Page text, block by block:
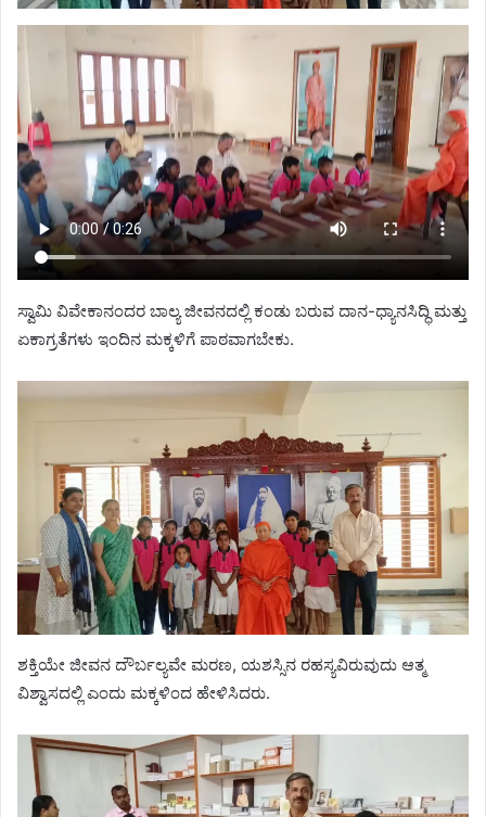
ಸ್ವಾಮಿ ವಿವೇಕಾನಂದರ ಬಾಲ್ಯ ಜೀವನದಲ್ಲಿ ಕಂಡು ಬರುವ ದಾನ-ಧ್ಯಾನಸಿದ್ಧಿ ಮತ್ತು
ಏಕಾಗ್ರತೆಗಳು ಇಂದಿನ ಮಕ್ಕಳಿಗೆ ಪಾಠವಾಗಬೇಕು.
ಶಕ್ತಿಯೇ ಜೀವನ ದೌರ್ಬಲ್ಯವೇ ಮರಣ, ಯಶಸ್ಸಿನ ರಹಸ್ಯವಿರುವುದು ಆತ್ಮ
ವಿಶ್ವಾಸದಲ್ಲಿ ಎಂದು ಮಕ್ಕಳಿಂದ ಹೇಳಿಸಿದರು.